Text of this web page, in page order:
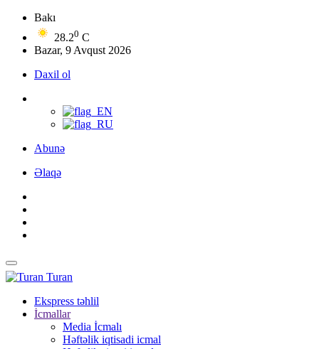
Bakı
28.20 C
Bazar, 9 Avqust 2026
Daxil ol
Abunə
Əlaqə
Turan
Ekspress təhlil
İcmallar
Media İcmalı
Həftəlik iqtisadi icmal